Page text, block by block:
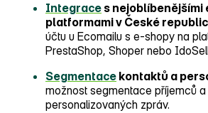
Integrace s nejoblíbenějšími
platformami v České
účtu u Ecomailu s e‑shopy na
PrestaShop, Shoper nebo
Segmentace kontaktů a
možnost segmentace příjemců
personalizovaných zpráv.